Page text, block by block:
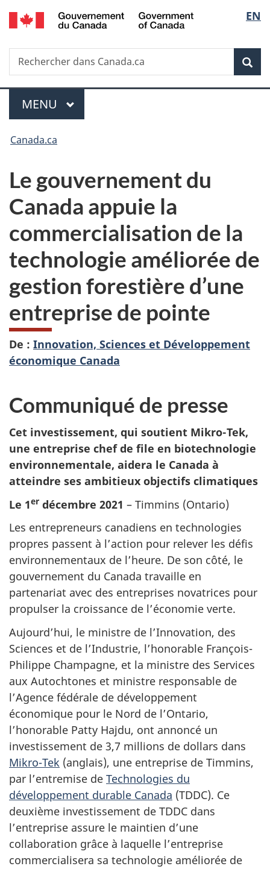
Passer
au
principal
Passer
à
Au
du
Passer
à
version
simplifiée
de
la
EN
Recherche
Rechercher
dans
Menu
MENU PRINCIPAL
Vous
ici :
Canada.ca
Le gouvernement du
Canada appuie la
commercialisation de la
technologie améliorée de
gestion forestière d’une
entreprise de pointe
De : Innovation, Sciences et Développement
économique Canada
Communiqué de presse
Cet investissement, qui soutient Mikro-Tek,
une entreprise chef de file en biotechnologie
environnementale, aidera le Canada à
atteindre ses ambitieux objectifs climatiques
Le 1er décembre 2021 – Timmins (Ontario)
Les entrepreneurs canadiens en technologies
propres passent à l’action pour relever les défis
environnementaux de l’heure. De son côté, le
gouvernement du Canada travaille en
partenariat avec des entreprises novatrices pour
propulser la croissance de l’économie verte.
Aujourd’hui, le ministre de l’Innovation, des
Sciences et de l’Industrie, l’honorable François-
Philippe Champagne, et la ministre des Services
aux Autochtones et ministre responsable de
l’Agence fédérale de développement
économique pour le Nord de l’Ontario,
l’honorable Patty Hajdu, ont annoncé un
investissement de 3,7 millions de dollars dans
Mikro-Tek (anglais), une entreprise de Timmins,
par l’entremise de Technologies du
développement durable Canada (TDDC). Ce
deuxième investissement de TDDC dans
l’entreprise assure le maintien d’une
collaboration grâce à laquelle l’entreprise
commercialisera sa technologie améliorée de